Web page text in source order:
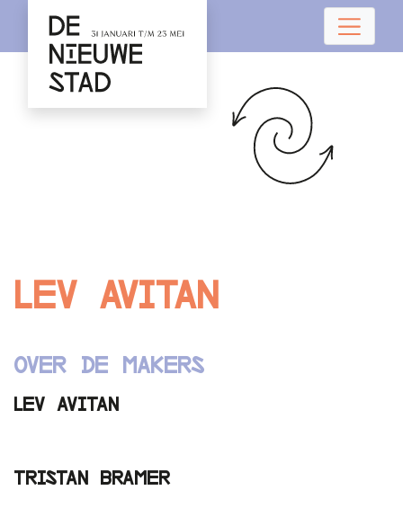
Lev Avitan
Over de makers
Lev Avitan
Tristan Bramer